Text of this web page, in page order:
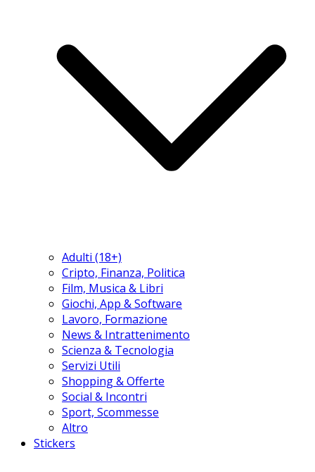
Adulti (18+)
Cripto, Finanza, Politica
Film, Musica & Libri
Giochi, App & Software
Lavoro, Formazione
News & Intrattenimento
Scienza & Tecnologia
Servizi Utili
Shopping & Offerte
Social & Incontri
Sport, Scommesse
Altro
Stickers